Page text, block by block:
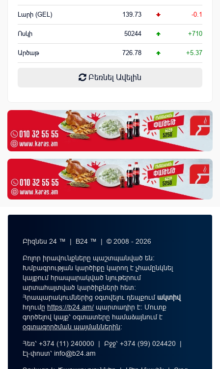
Լարի (GEL) 139.73 -0.1
Ոսկի 50244 +710
Արծաթ 726.78 +5.37
Բեռնել Ավելին
Բիզնես 24 ™ | B24 ™ | © 2008 - 2026
Բոլոր իրավունքները պաշտպանված են:
Խմբագրության կարծիքը կարող է չհամընկնել
կայքում հրապարակված նյութերում
արտահայտված կարծիքների հետ:
Հրապարակումներից օգտվելու դեպքումակտիվ
հղումը https://b24.am/ պարտադիր է: Մուտք
գործելով կայք՝ օգտատերը համաձայնում է
օգտագործման պայմաններին։
Հեռ՝ +374 (11) 240000 | Բջջ՝ +374 (99) 024420 |
Էլ-փոստ՝ info@b24.am